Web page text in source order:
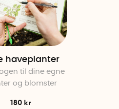
haveplanter
til dine egne
og blomster
180 kr